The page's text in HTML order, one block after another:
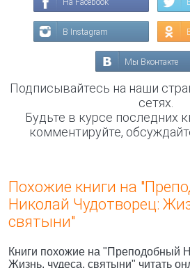
На Facebook
В Instagram
Мы Вконтакте
Подписывайтесь на наши
сетях.
Будьте в курсе последних
комментируйте,
Похожие книги на
Николай Чудотворец:
святыни"
Книги похожие на "Преподобный
Жизнь, чудеса, святыни" читать